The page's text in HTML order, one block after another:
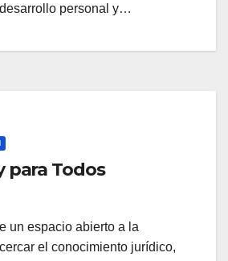
personal y…
para Todos
un espacio abierto a la
el conocimiento jurídico,